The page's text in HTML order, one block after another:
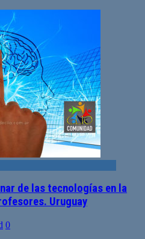
de las tecnologías en la
Uruguay
0